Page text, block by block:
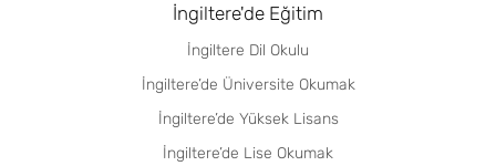
İngiltere'de Eğitim
İngiltere Dil Okulu
İngiltere’de Üniversite Okumak
İngiltere’de Yüksek Lisans
İngiltere’de Lise Okumak